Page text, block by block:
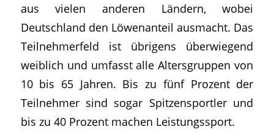
aus vielen anderen Ländern, wobei
Deutschland den Löwenanteil ausmacht. Das
Teilnehmerfeld ist übrigens überwiegend
weiblich und umfasst alle Altersgruppen von
10 bis 65 Jahren. Bis zu fünf Prozent der
Teilnehmer sind sogar Spitzensportler und
bis zu 40 Prozent machen Leistungssport.